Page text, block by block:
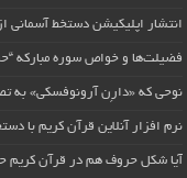
انتشار اپلیکیشن دستخط آسمانی
فضیلت‌ها و خواص سوره مبارکه
نوحی که «دارِن آرونوفسکی» به
نرم افزار آنلاین قرآن کریم با
آیا شکل حروف هم در قرآن کریم